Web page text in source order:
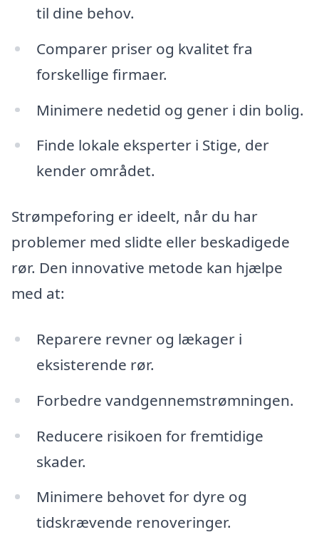
til dine behov.
Comparer priser og kvalitet fra
forskellige firmaer.
Minimere nedetid og gener i din bolig.
Finde lokale eksperter i Stige, der
kender området.
Strømpeforing er ideelt, når du har
problemer med slidte eller beskadigede
rør. Den innovative metode kan hjælpe
med at:
Reparere revner og lækager i
eksisterende rør.
Forbedre vandgennemstrømningen.
Reducere risikoen for fremtidige
skader.
Minimere behovet for dyre og
tidskrævende renoveringer.